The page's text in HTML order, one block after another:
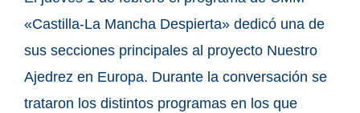
«Castilla-La Mancha Despierta» dedicó una de
sus secciones principales al proyecto Nuestro
Ajedrez en Europa. Durante la conversación se
trataron los distintos programas en los que